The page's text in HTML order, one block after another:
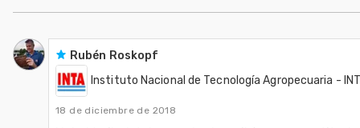
Seguir
Rubén Roskopf
Instituto Nacional de Tecnología Agropecuaria -
18 de diciembre de 2018